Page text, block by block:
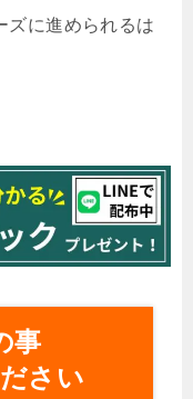
ズに進められるは
事
さい